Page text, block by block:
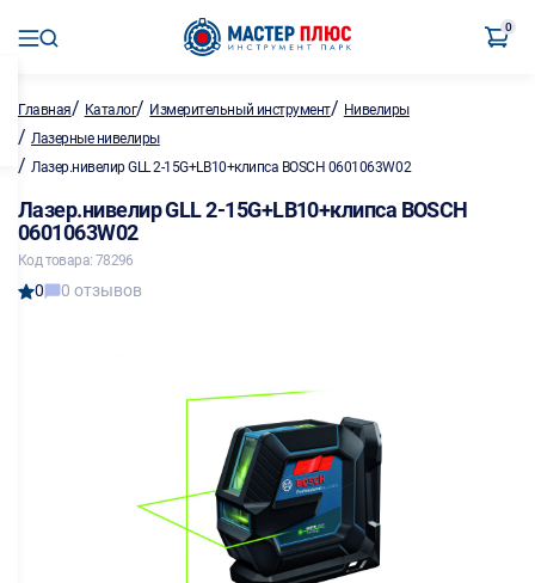
0
Главная/ Каталог/ Измерительный инструмент/ Нивелиры
/ Лазерные нивелиры
/ Лазер.нивелир GLL 2-15G+LB10+клипса BOSCH 0601063W02
Лазер.нивелир GLL 2-15G+LB10+клипса BOSCH
0601063W02
Код товара: 78296
0 0 отзывов